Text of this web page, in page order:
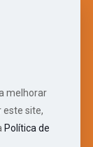
melhorar
este site,
Política de